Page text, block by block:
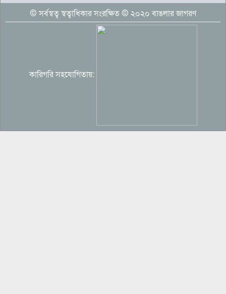
বাংলাদেশি কৃষি শ্রমিকদের ভিসা দেবে ওমান
চব্বিশের জুলাইয়ে পুলিশকে পিটিয়ে রক্তাক্ত
© সর্বস্বত্ব স্বত্বাধিকার সংরক্ষিত © ২০২০ বাঙলার জাগরণ
কারিগরি সহযোগিতায়: